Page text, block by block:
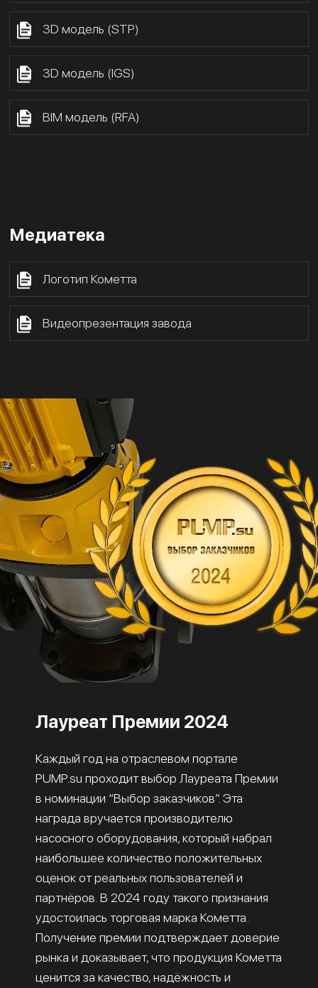
3D модель (STP)
3D модель (IGS)
BIM модель (RFA)
Медиатека
Логотип Кометта
Видеопрезентация завода
Лауреат Премии 2024
Каждый год на отраслевом портале
PUMP.su проходит выбор Лауреата Премии
в номинации “Выбор заказчиков”. Эта
награда вручается производителю
насосного оборудования, который набрал
наибольшее количество положительных
оценок от реальных пользователей и
партнёров. В 2024 году такого признания
удостоилась торговая марка Кометта.
Получение премии подтверждает доверие
рынка и доказывает, что продукция Кометта
ценится за качество, надёжность и